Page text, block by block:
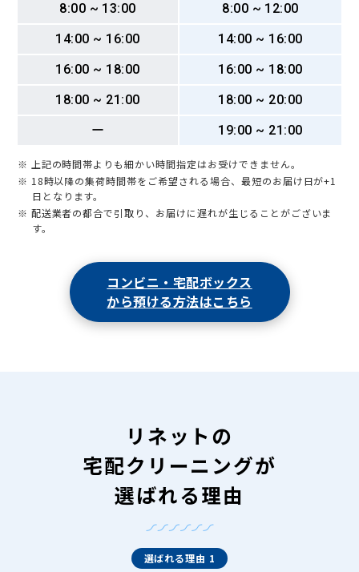
8:00 ~ 13:00
8:00 ~ 12:00
14:00 ~ 16:00
14:00 ~ 16:00
16:00 ~ 18:00
16:00 ~ 18:00
18:00 ~ 21:00
18:00 ~ 20:00
ー
19:00 ~ 21:00
※ 上記の時間帯よりも細かい時間指定はお受けできません。
※ 18時以降の集荷時間帯をご希望される場合、最短のお届け日が+1
日となります。
※ 配送業者の都合で引取り、お届けに遅れが生じることがございま
す。
コンビニ・宅配ボックス
から預ける方法はこちら
リネットの
宅配クリーニングが
選ばれる理由
選ばれる理由 1